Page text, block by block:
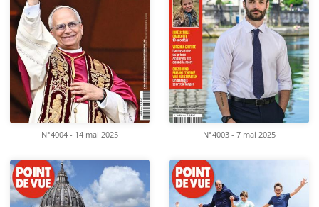
N°4004 - 14 mai 2025 N°4003 - 7 mai 2025